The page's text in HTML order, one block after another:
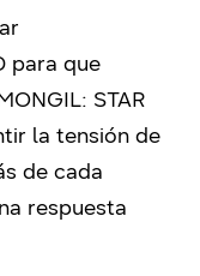
para que
STAR
la tensión de
de cada
respuesta